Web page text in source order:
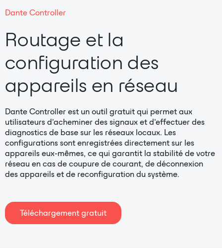
Dante Controller
Routage et la
configuration des
appareils en réseau
Dante Controller est un outil gratuit qui permet aux
utilisateurs d’acheminer des signaux et d’effectuer des
diagnostics de base sur les réseaux locaux. Les
configurations sont enregistrées directement sur les
appareils eux-mêmes, ce qui garantit la stabilité de votre
réseau en cas de coupure de courant, de déconnexion
des appareils et de reconfiguration du système.
Téléchargement gratuit